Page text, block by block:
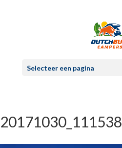
Selecteer een pagina
20171030_111538